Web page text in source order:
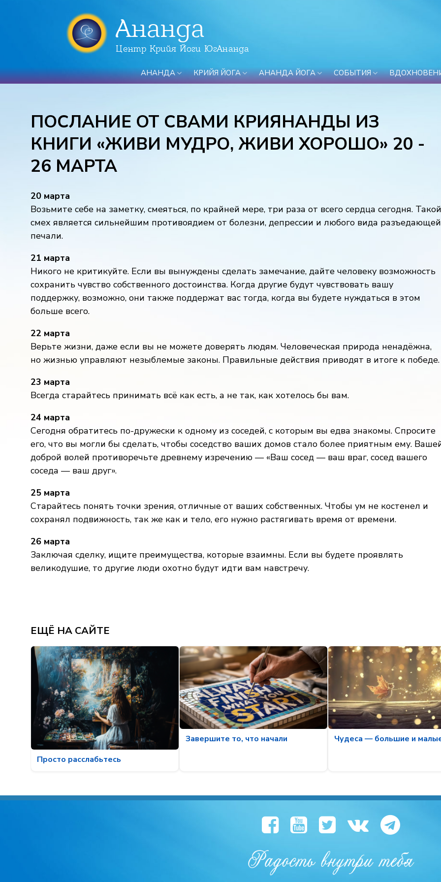
Ананда
Центр Крийя Йоги ЮгАнанда
АНАНДА КРИЙЯ ЙОГА АНАНДА ЙОГА СОБЫТИЯ
ПОСЛАНИЕ ОТ СВАМИ КРИЯНАНДЫ ИЗ
КНИГИ «ЖИВИ МУДРО, ЖИВИ ХОРОШО» 20 -
26 МАРТА
20 марта
Возьмите себе на заметку, смеяться, по крайней мере, три раза от всего сердца сегодня. Такой
смех является сильнейшим противоядием от болезни, депрессии и любого вида разъедающей
печали.
21 марта
Никого не критикуйте. Если вы вынуждены сделать замечание, дайте человеку возможность
сохранить чувство собственного достоинства. Когда другие будут чувствовать вашу
поддержку, возможно, они также поддержат вас тогда, когда вы будете нуждаться в этом
больше всего.
22 марта
Верьте жизни, даже если вы не можете доверять людям. Человеческая природа ненадёжна,
но жизнью управляют незыблемые законы. Правильные действия приводят в итоге к победе.
23 марта
Всегда старайтесь принимать всё как есть, а не так, как хотелось бы вам.
24 марта
Сегодня обратитесь по-дружески к одному из соседей, с которым вы едва знакомы. Спросите
его, что вы могли бы сделать, чтобы соседство ваших домов стало более приятным ему.
доброй волей противоречьте древнему изречению — «Ваш сосед — ваш враг, сосед вашего
соседа — ваш друг».
25 марта
Старайтесь понять точки зрения, отличные от ваших собственных. Чтобы ум не костенел и
сохранял подвижность, так же как и тело, его нужно растягивать время от времени.
26 марта
Заключая сделку, ищите преимущества, которые взаимны. Если вы будете проявлять
великодушие, то другие люди охотно будут идти вам навстречу.
ЕЩЁ НА САЙТЕ
Просто расслабьтесь
Завершите то, что начали Чудеса — большие и